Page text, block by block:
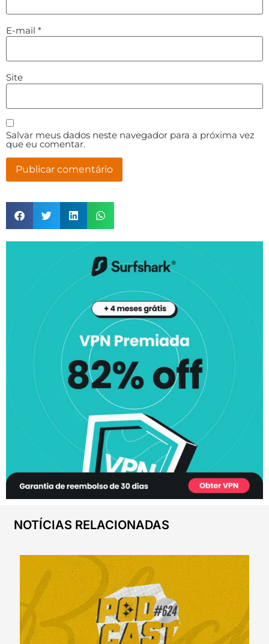
E-mail *
Site
Salvar meus dados neste navegador para a próxima vez
que eu comentar.
NOTÍCIAS RELACIONADAS